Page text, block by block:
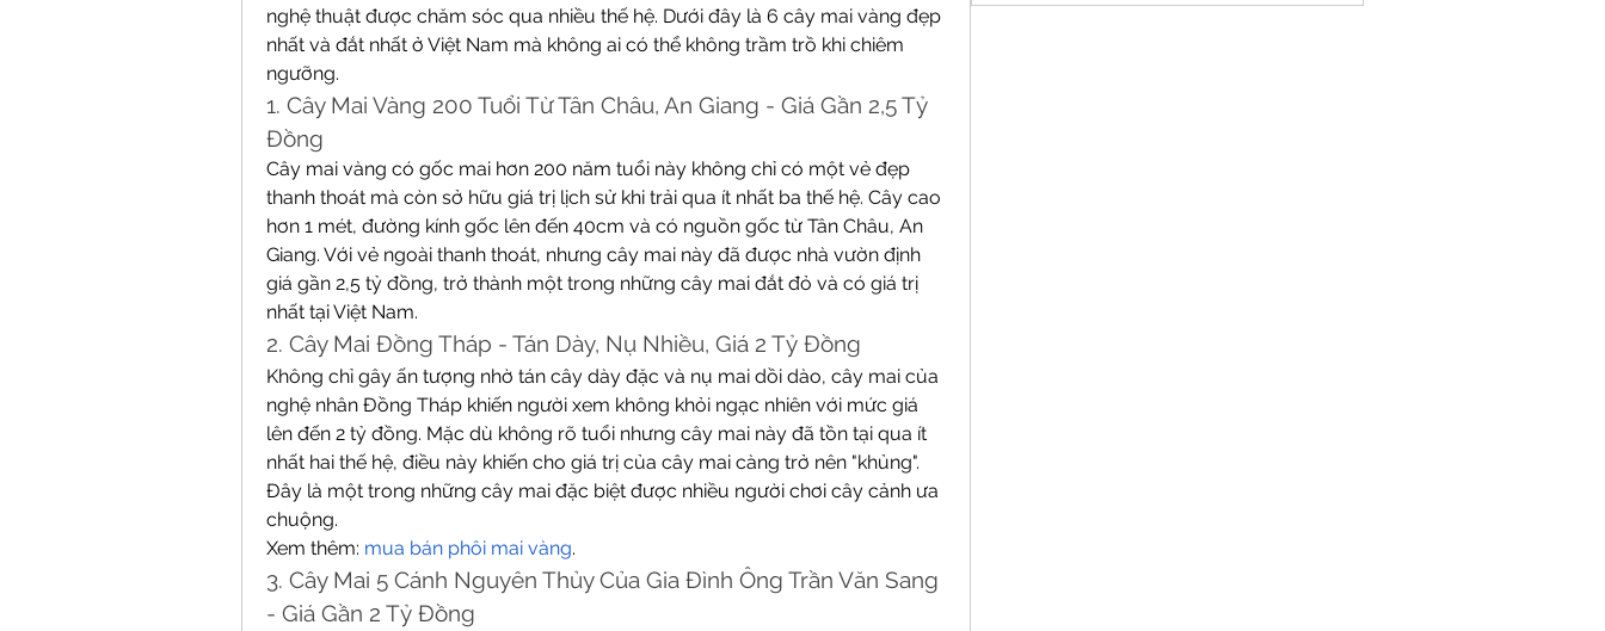
nghệ thuật được chăm sóc qua nhiều thế hệ. Dưới đây là 6 cây mai vàng đẹp
nhất và đắt nhất ở Việt Nam mà không ai có thể không trầm trồ khi chiêm
ngưỡng.
1. Cây Mai Vàng 200 Tuổi Từ Tân Châu, An Giang - Giá Gần 2,5 Tỷ
Đồng
Cây mai vàng có gốc mai hơn 200 năm tuổi này không chỉ có một vẻ đẹp
thanh thoát mà còn sở hữu giá trị lịch sử khi trải qua ít nhất ba thế hệ. Cây cao
hơn 1 mét, đường kính gốc lên đến 40cm và có nguồn gốc từ Tân Châu, An
Giang. Với vẻ ngoài thanh thoát, nhưng cây mai này đã được nhà vườn định
giá gần 2,5 tỷ đồng, trở thành một trong những cây mai đắt đỏ và có giá trị
nhất tại Việt Nam.
2. Cây Mai Đồng Tháp - Tán Dày, Nụ Nhiều, Giá 2 Tỷ Đồng
Không chỉ gây ấn tượng nhờ tán cây dày đặc và nụ mai dồi dào, cây mai của
nghệ nhân Đồng Tháp khiến người xem không khỏi ngạc nhiên với mức giá
lên đến 2 tỷ đồng. Mặc dù không rõ tuổi nhưng cây mai này đã tồn tại qua ít
nhất hai thế hệ, điều này khiến cho giá trị của cây mai càng trở nên "khủng".
Đây là một trong những cây mai đặc biệt được nhiều người chơi cây cảnh ưa
chuộng.
Xem thêm: mua bán phôi mai vàng.
3. Cây Mai 5 Cánh Nguyên Thủy Của Gia Đình Ông Trần Văn Sang
- Giá Gần 2 Tỷ Đồng